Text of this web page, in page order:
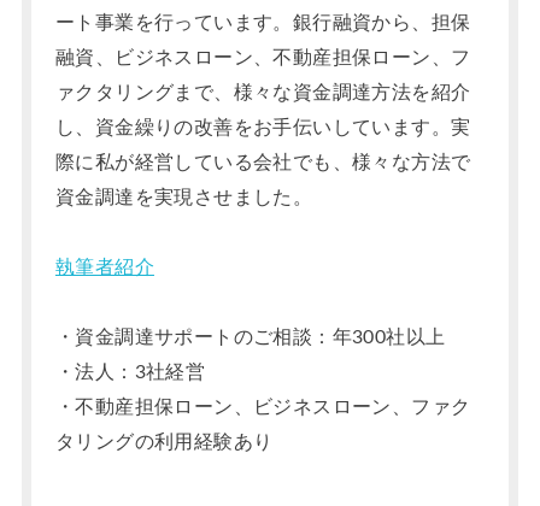
ート事業を行っています。銀行融資から、担保
融資、ビジネスローン、不動産担保ローン、フ
ァクタリングまで、様々な資金調達方法を紹介
し、資金繰りの改善をお手伝いしています。実
際に私が経営している会社でも、様々な方法で
資金調達を実現させました。
執筆者紹介
・資金調達サポートのご相談：年300社以上
・法人：3社経営
・不動産担保ローン、ビジネスローン、ファク
タリングの利用経験あり